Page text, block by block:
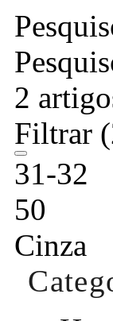
2
Filtrar
31-32
50
Cinza